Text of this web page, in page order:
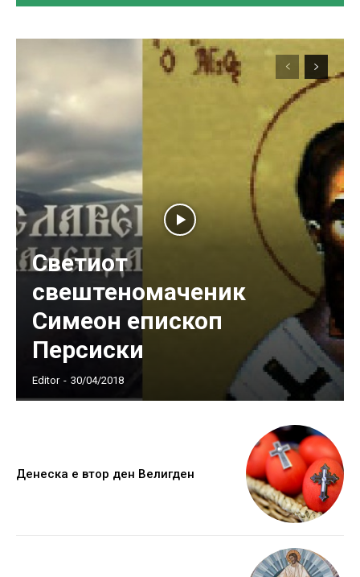
Светиот
свештеномаченик
Симеон епископ
Персиски
Editor - 30/04/2018
Денеска е втор ден Велигден